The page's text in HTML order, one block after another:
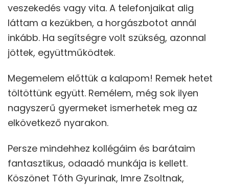
veszekedés vagy vita. A telefonjaikat alig
láttam a kezükben, a horgászbotot annál
inkább. Ha segítségre volt szükség, azonnal
jöttek, együttműködtek.
Megemelem előttük a kalapom! Remek hetet
töltöttünk együtt. Remélem, még sok ilyen
nagyszerű gyermeket ismerhetek meg az
elkövetkező nyarakon.
Persze mindehhez kollégáim és barátaim
fantasztikus, odaadó munkája is kellett.
Köszönet Tóth Gyurinak, Imre Zsoltnak,